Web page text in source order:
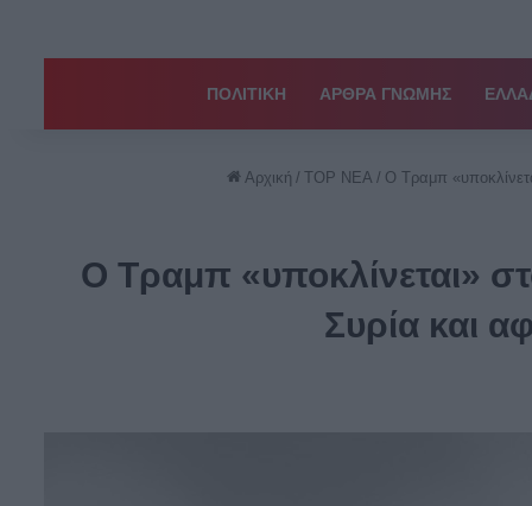
ΠΟΛΙΤΙΚΗ ΑΡΘΡΑ ΓΝΩΜΗΣ
Αρχική / TOP ΝΕΑ / Ο Τραμπ
Ο Τραμπ «υποκλίνεται»
Συρία και